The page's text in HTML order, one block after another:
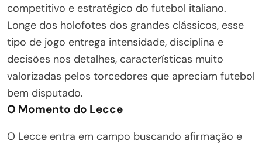
competitivo e estratégico do futebol italiano.
Longe dos holofotes dos grandes clássicos, esse
tipo de jogo entrega intensidade, disciplina e
decisões nos detalhes, características muito
valorizadas pelos torcedores que apreciam futebol
bem disputado.
O Momento do Lecce
O Lecce entra em campo buscando afirmação e